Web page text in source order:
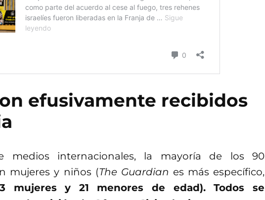
efusivamente recibidos
medios internacionales, la mayoría de los 90
mujeres y niños (The Guardian es más específico,
mujeres y 21 menores de edad). Todos se